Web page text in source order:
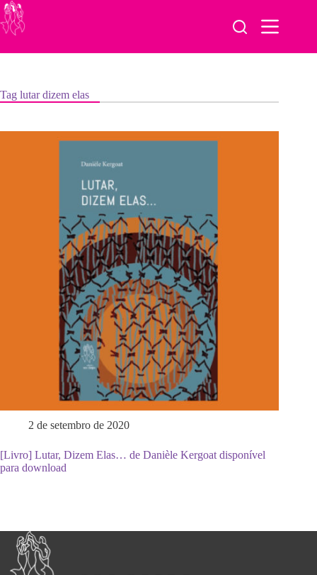
Pular
para
o
Tag lutar dizem elas
2 de setembro de 2020
[Livro] Lutar, Dizem Elas… de Danièle Kergoat disponível
para download